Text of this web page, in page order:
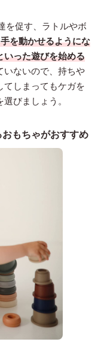
を促す、ラトルやボ
を動かせるようにな
いった遊びを始める
いないので、持ちや
しまってもケガを
びましょう。
もちゃがおすすめ